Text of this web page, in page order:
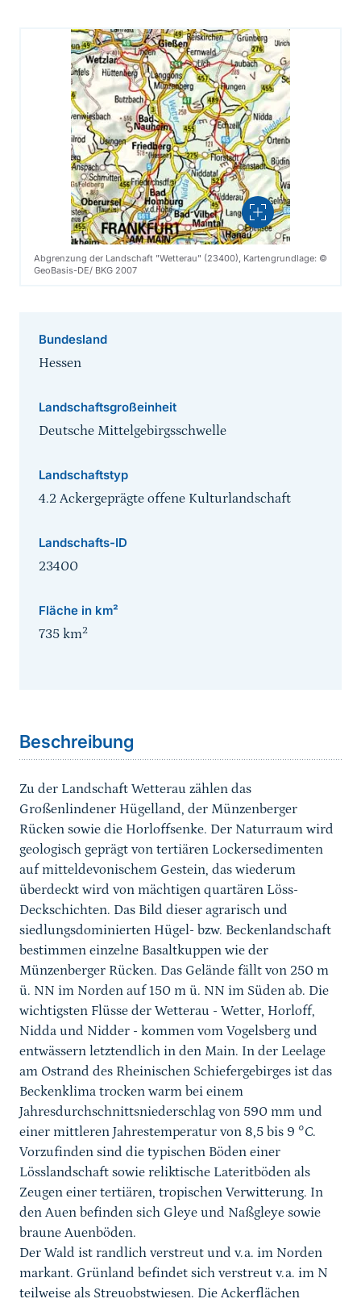
Vergrößern
Abgrenzung der Landschaft "Wetterau" (23400), Kartengrundlage: ©
GeoBasis-DE/ BKG 2007
Bundesland
Hessen
Landschaftsgroßeinheit
Deutsche Mittelgebirgsschwelle
Landschaftstyp
4.2 Ackergeprägte offene Kulturlandschaft
Landschafts-ID
23400
Fläche in km²
735 km2
Beschreibung
Zu der Landschaft Wetterau zählen das
Großenlindener Hügelland, der Münzenberger
Rücken sowie die Horloffsenke. Der Naturraum wird
geologisch geprägt von tertiären Lockersedimenten
auf mitteldevonischem Gestein, das wiederum
überdeckt wird von mächtigen quartären Löss-
Deckschichten. Das Bild dieser agrarisch und
siedlungsdominierten Hügel- bzw. Beckenlandschaft
bestimmen einzelne Basaltkuppen wie der
Münzenberger Rücken. Das Gelände fällt von 250 m
ü. NN im Norden auf 150 m ü. NN im Süden ab. Die
wichtigsten Flüsse der Wetterau - Wetter, Horloff,
Nidda und Nidder - kommen vom Vogelsberg und
entwässern letztendlich in den Main. In der Leelage
am Ostrand des Rheinischen Schiefergebirges ist das
Beckenklima trocken warm bei einem
Jahresdurchschnittsniederschlag von 590 mm und
einer mittleren Jahrestemperatur von 8,5 bis 9 °C.
Vorzufinden sind die typischen Böden einer
Lösslandschaft sowie reliktische Lateritböden als
Zeugen einer tertiären, tropischen Verwitterung. In
den Auen befinden sich Gleye und Naßgleye sowie
braune Auenböden.
Der Wald ist randlich verstreut und v.a. im Norden
markant. Grünland befindet sich verstreut v.a. im N
teilweise als Streuobstwiesen. Die Ackerflächen